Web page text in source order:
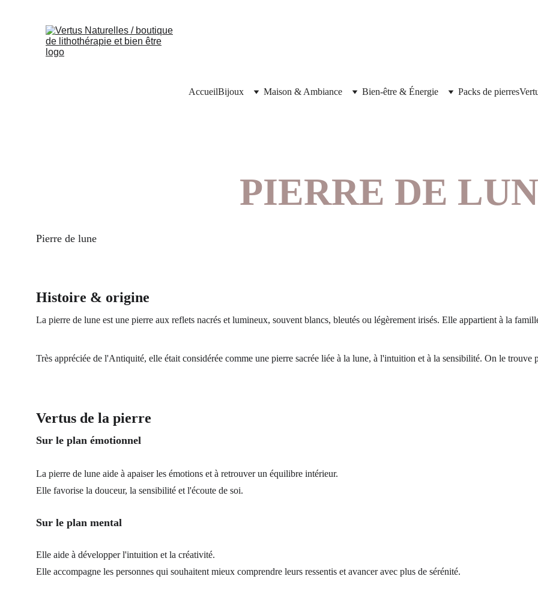
AccueilBijoux Maison & Ambiance Bien-être & Énergie Packs de pierres
Pierre de lune
Histoire & origine
La pierre de lune est une pierre aux reflets nacrés et lumineux, souvent blancs, bleutés ou légèrement irisés. Elle appartient à la
Très appréciée de l'Antiquité, elle était considérée comme une pierre sacrée liée à la lune, à l'intuition et à la sensibilité. On le trouve
Vertus de la pierre
Sur le plan émotionnel
La pierre de lune aide à apaiser les émotions et à retrouver un équilibre intérieur.
Elle favorise la douceur, la sensibilité et l'écoute de soi.
Sur le plan mental
Elle aide à développer l'intuition et la créativité.
Elle accompagne les personnes qui souhaitent mieux comprendre leurs ressentis et avancer avec plus de sérénité.
PIERRE DE